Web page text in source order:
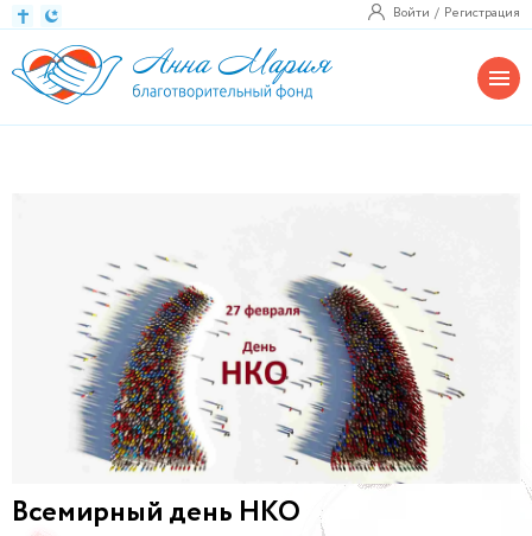
Войти Регистрация
Всемирный день НКО